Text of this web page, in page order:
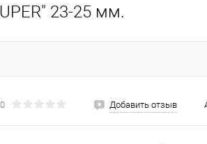
23-25 мм.
Добавить отзыв